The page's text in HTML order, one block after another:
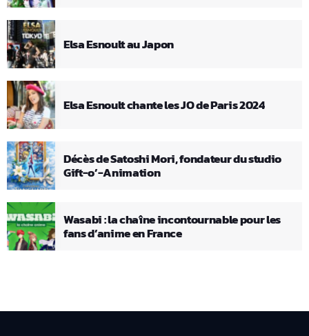
Elsa Esnoult au Japon
Elsa Esnoult chante les JO de Paris 2024
Décès de Satoshi Mori, fondateur du studio
Gift-o’-Animation
Wasabi : la chaîne incontournable pour les
fans d’anime en France